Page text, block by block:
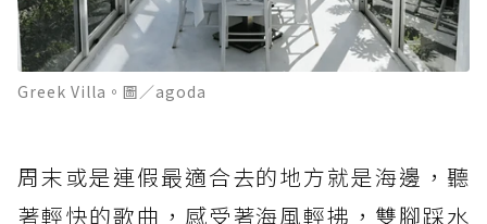
Greek Villa。圖／agoda
周末或是連假最適合去的地方就是海邊，聽
著輕快的歌曲，感受著海風輕拂，雙腳踩水